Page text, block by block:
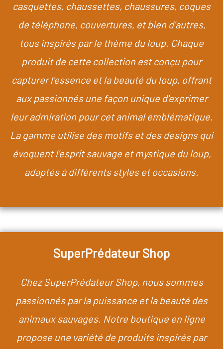
casquettes, chaussettes, chaussures, coques
de téléphone, couvertures, et bien d'autres,
tous inspirés par le thème du loup. Chaque
produit de cette collection est conçu pour
capturer l'essence et la beauté du loup, offrant
aux passionnés une façon unique d'exprimer
leur admiration pour cet animal emblématique.
La gamme utilise des motifs et des designs qui
évoquent l'esprit sauvage et mystique du loup,
adaptés à différents styles et occasions.
SuperPrédateur Shop
Chez SuperPrédateur Shop, nous sommes
passionnés par la puissance et la beauté des
animaux sauvages. Notre boutique en ligne
propose une variété de produits inspirés par